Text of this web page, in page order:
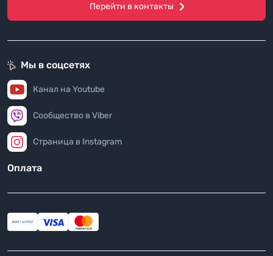
Перейти в контакты
Мы в соцсетях
Канал на Youtube
Сообщество в Viber
Страница в Instagram
Оплата